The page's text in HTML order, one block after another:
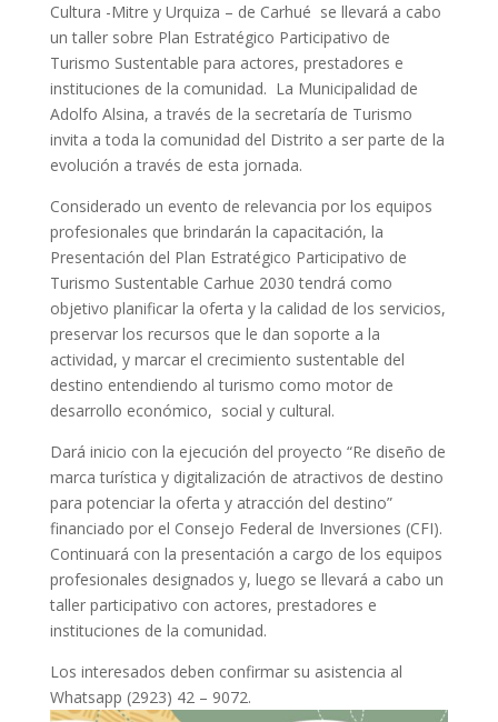
Cultura -Mitre y Urquiza – de Carhué se llevará a cabo
un taller sobre Plan Estratégico Participativo de
Turismo Sustentable para actores, prestadores e
instituciones de la comunidad. La Municipalidad de
Adolfo Alsina, a través de la secretaría de Turismo
invita a toda la comunidad del Distrito a ser parte de la
evolución a través de esta jornada.
Considerado un evento de relevancia por los equipos
profesionales que brindarán la capacitación, la
Presentación del Plan Estratégico Participativo de
Turismo Sustentable Carhue 2030 tendrá como
objetivo planificar la oferta y la calidad de los servicios,
preservar los recursos que le dan soporte a la
actividad, y marcar el crecimiento sustentable del
destino entendiendo al turismo como motor de
desarrollo económico, social y cultural.
Dará inicio con la ejecución del proyecto “Re diseño de
marca turística y digitalización de atractivos de destino
para potenciar la oferta y atracción del destino”
financiado por el Consejo Federal de Inversiones (CFI).
Continuará con la presentación a cargo de los equipos
profesionales designados y, luego se llevará a cabo un
taller participativo con actores, prestadores e
instituciones de la comunidad.
Los interesados deben confirmar su asistencia al
Whatsapp (2923) 42 – 9072.